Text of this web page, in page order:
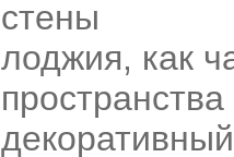
стены
лоджия, как
пространства